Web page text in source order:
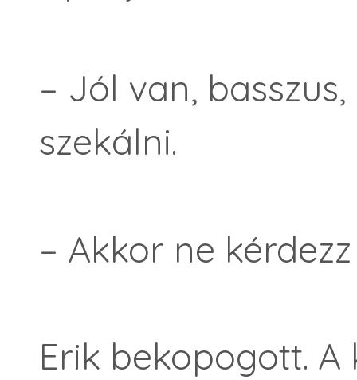
– Jól van,
szekálni.
– Akkor ne
Erik bekopogott.